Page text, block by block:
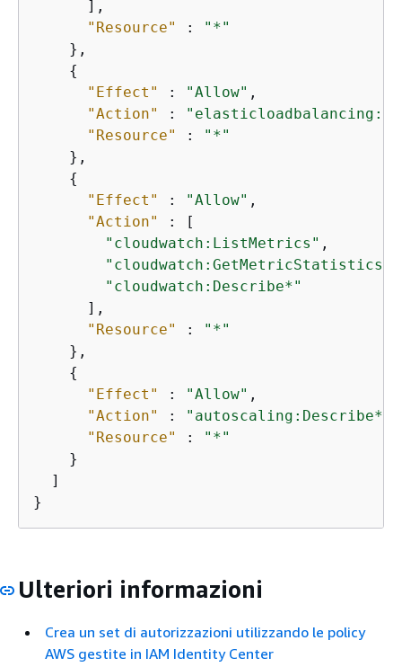
      ],
"Resource"
:
"*"
    },
{
"Effect"
: "Allow" ,
"Action"
:
"Resource"
:
"*"
    },
{
"Effect"
: "Allow" ,
"Action"
: [
"cloudwatch:ListMetrics" ,
"cloudwatch:GetMetricStatistics"
"cloudwatch:Describe*"
      ],
"Resource"
:
"*"
    },
{
"Effect"
: "Allow" ,
"Action"
: "autoscaling:Describe*"
"Resource"
:
"*"
    }
  ]
}
Ulteriori informazioni
Crea un set di autorizzazioni utilizzando le policy
AWS gestite in IAM Identity Center